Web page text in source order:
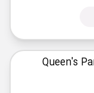
| Queen's